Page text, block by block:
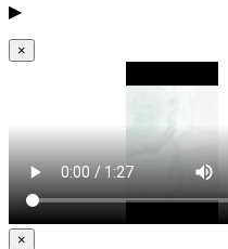
▶
×
×